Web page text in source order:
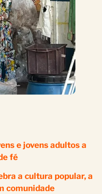
e jovens adultos a
fé
a cultura popular, a
comunidade